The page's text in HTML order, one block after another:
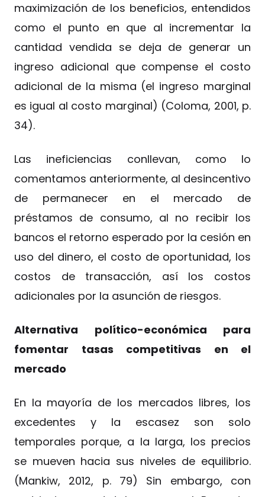
maximización de los beneficios, entendidos
como el punto en que al incrementar la
cantidad vendida se deja de generar un
ingreso adicional que compense el costo
adicional de la misma (el ingreso marginal
es igual al costo marginal) (Coloma, 2001, p.
34).
Las ineficiencias conllevan, como lo
comentamos anteriormente, al desincentivo
de permanecer en el mercado de
préstamos de consumo, al no recibir los
bancos el retorno esperado por la cesión en
uso del dinero, el costo de oportunidad, los
costos de transacción, así los costos
adicionales por la asunción de riesgos.
Alternativa político-económica para
fomentar tasas competitivas en el
mercado
En la mayoría de los mercados libres, los
excedentes y la escasez son solo
temporales porque, a la larga, los precios
se mueven hacia sus niveles de equilibrio.
(Mankiw, 2012, p. 79) Sin embargo, con